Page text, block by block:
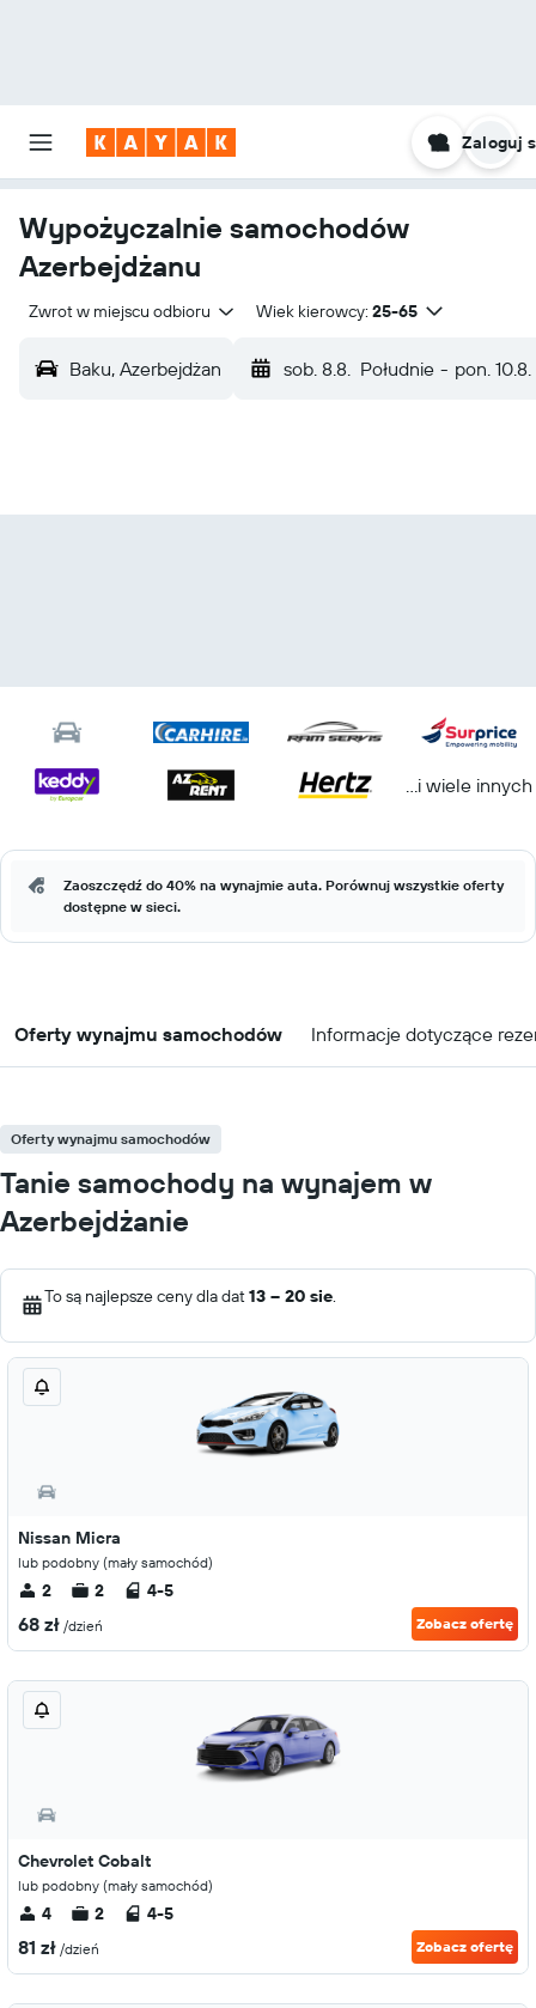
Zaloguj
Wypożyczalnie samochodów
Azerbejdżanu
Zwrot w miejscu odbioru Wiek kierowcy: 25-65
Baku, Azerbejdżan sob. 8.8. Południe - pon. 10.8.
...i wiele innych
Zaoszczędź do 40% na wynajmie auta. Porównuj wszystkie oferty
dostępne w sieci.
Oferty wynajmu samochodów Informacje dotyczące
Oferty wynajmu samochodów
Tanie samochody na wynajem w
Azerbejdżanie
To są najlepsze ceny dla dat13 – 20 sie.
Nissan Micra
lub podobny (mały samochód)
2 2 4-5
68 zł /dzień Zobacz ofertę
Chevrolet Cobalt
lub podobny (mały samochód)
4 2 4-5
81 zł /dzień Zobacz ofertę